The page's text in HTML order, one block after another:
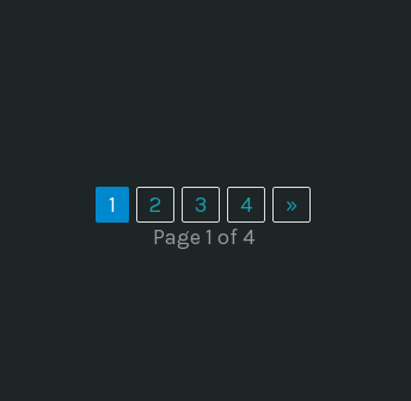
1 2 3 4
»
Page 1 of 4